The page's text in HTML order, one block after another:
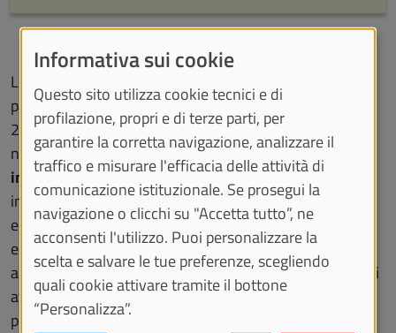
Le informazioni contenute nell’Archivio incarichi e
pagamenti sono aggiornate al 30 maggio
2016; successivamente a tale data sono consultabili
nelletabelle estratte direttamente dalla procedura
informatica di contabilità dell'Ateneo U-GOV, previo
inserimento da parte del personale delle Strutture che
erogano le sovvenzioni/contributi/sussidi/vantaggi
economici; tali tabelle contengono anche dati
antecedenti, che non è stato possibile isolare, per cui gli
atti antecedenti al 30 maggio 2016 potrebbero essere
presenti in entrambe le procedure.
Informativa sui cookie
Questo sito utilizza cookie tecnici e di
profilazione, propri e di terze parti, per
garantire la corretta navigazione, analizzare il
traffico e misurare l'efficacia delle attività di
comunicazione istituzionale. Se prosegui la
navigazione o clicchi su "Accetta tutto”, ne
acconsenti l'utilizzo. Puoi personalizzare la
scelta e salvare le tue preferenze, scegliendo
quali cookie attivare tramite il bottone
“Personalizza”.